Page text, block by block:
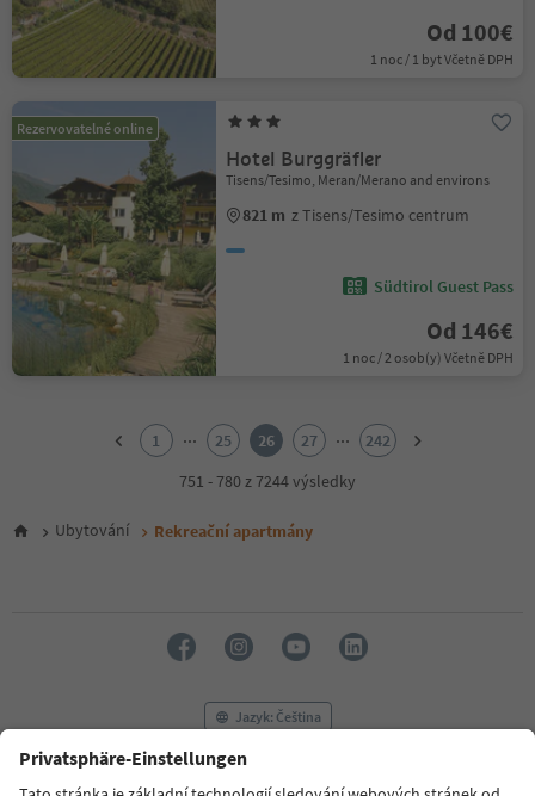
Od 100€
1 noc / 1 byt Včetně DPH
Rezervovatelné online
Hotel Burggräfler
Tisens/Tesimo, Meran/Merano and environs
821 m z Tisens/Tesimo centrum
Südtirol Guest Pass
Od 146€
1 noc / 2 osob(y) Včetně DPH
6
16
17
1 ... 25 26 27 ...
242
751 - 780 z 7244 výsledky
Ubytování Rekreační apartmány
Jazyk: Čeština
FAQ Kontaktujte nás Tisk MICE